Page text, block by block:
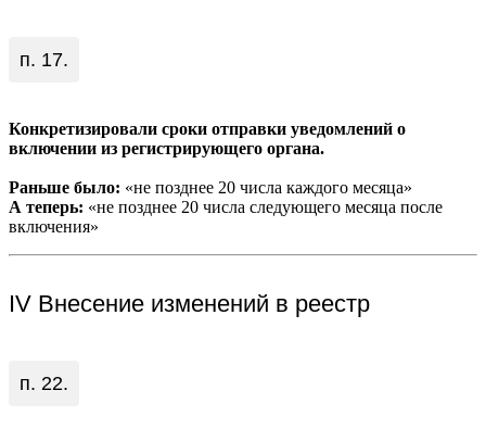
п. 17.
Конкретизировали сроки отправки уведомлений о
включении из регистрирующего органа.
Раньше было: «не позднее 20 числа каждого месяца»
А теперь: «не позднее 20 числа следующего месяца после
включения»
IV Внесение изменений в реестр
п. 22.